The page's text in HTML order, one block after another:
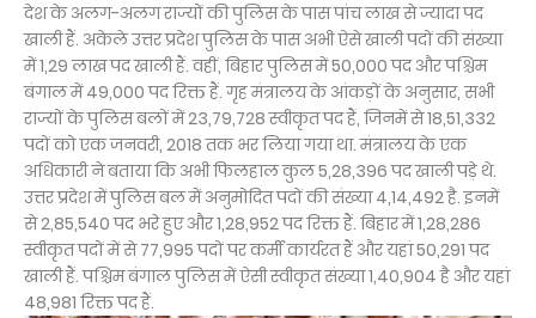
देश के अलग-अलग राज्यों की पुलिस के पास पांच लाख से ज्यादा पद
खाली हैं. अकेले उत्तर प्रदेश पुलिस के पास अभी ऐसे खाली पदों की संख्या
में 1,29 लाख पद खाली हैं. वहीं, बिहार पुलिस में 50,000 पद और पश्चिम
बंगाल में 49,000 पद रिक्त हैं. गृह मंत्रालय के आंकड़ों के अनुसार, सभी
राज्यों के पुलिस बलों में 23,79,728 स्वीकृत पद हैं, जिनमें से 18,51,332
पदों को एक जनवरी, 2018 तक भर लिया गया था. मंत्रालय के एक
अधिकारी ने बताया कि अभी फिलहाल कुल 5,28,396 पद खाली पड़े थे.
उत्तर प्रदेश में पुलिस बल में अनुमोदित पदों की संख्या 4,14,492 है. इनमें
से 2,85,540 पद भरे हुए और 1,28,952 पद रिक्त हैं. बिहार में 1,28,286
स्वीकृत पदों में से 77,995 पदों पर कर्मी कार्यरत हैं और यहां 50,291 पद
खाली हैं. पश्चिम बंगाल पुलिस में ऐसी स्वीकृत संख्या 1,40,904 है और यहां
48,981 रिक्त पद हैं.